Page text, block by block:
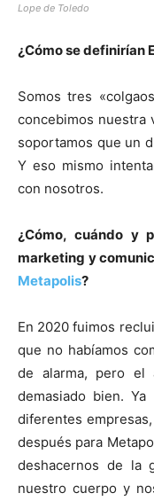
Lope de Toledo
¿Cómo se definirían
Somos tres
concebimos nuestra
soportamos que un
Y eso mismo
con nosotros.
¿Cómo, cuándo y
marketing y
Metapolis?
En 2020 fuimos
que no habíamos
de alarma, pero el
demasiado bien.
diferentes
después para
deshacernos de la
nuestro cuerpo y